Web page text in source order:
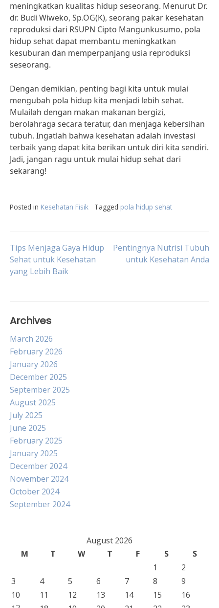
meningkatkan kualitas hidup seseorang. Menurut Dr.
dr. Budi Wiweko, Sp.OG(K), seorang pakar kesehatan
reproduksi dari RSUPN Cipto Mangunkusumo, pola
hidup sehat dapat membantu meningkatkan
kesuburan dan memperpanjang usia reproduksi
seseorang.
Dengan demikian, penting bagi kita untuk mulai
mengubah pola hidup kita menjadi lebih sehat.
Mulailah dengan makan makanan bergizi,
berolahraga secara teratur, dan menjaga kebersihan
tubuh. Ingatlah bahwa kesehatan adalah investasi
terbaik yang dapat kita berikan untuk diri kita sendiri.
Jadi, jangan ragu untuk mulai hidup sehat dari
sekarang!
Posted in Kesehatan Fisik Tagged pola hidup sehat
Post
navigation
Tips Menjaga Gaya Hidup
Sehat untuk Kesehatan
yang Lebih Baik
Pentingnya Nutrisi Tubuh
untuk Kesehatan Anda
Archives
March 2026
February 2026
January 2026
December 2025
September 2025
August 2025
July 2025
June 2025
February 2025
January 2025
December 2024
November 2024
October 2024
September 2024
August 2026
M
T W T F S
S
1
2
3
4 5 6 7 8
9
10
11 12 13 14 15
16